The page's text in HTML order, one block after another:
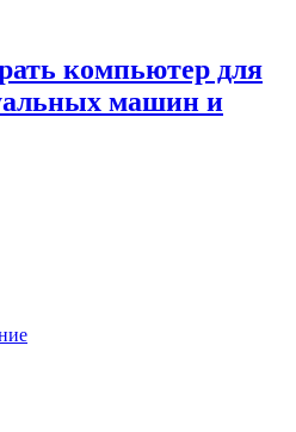
компьютер для
машин и